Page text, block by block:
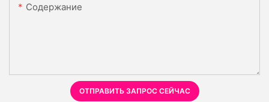
Содержание
ОТПРАВИТЬ ЗАПРОС СЕЙЧАС